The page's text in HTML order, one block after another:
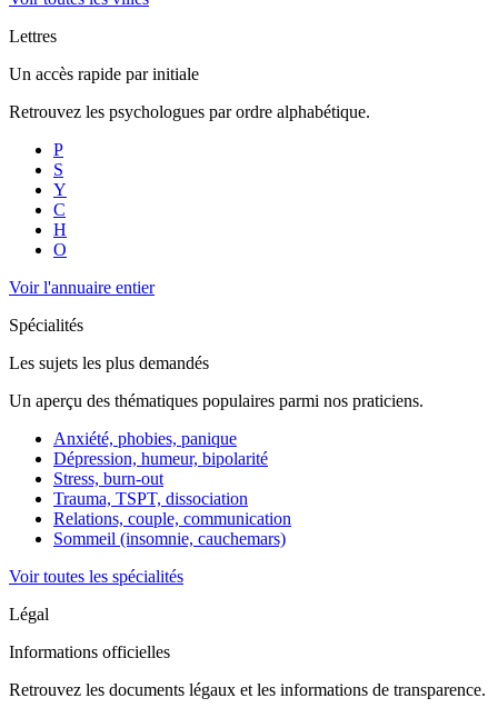
Lettres
Un accès rapide par initiale
Retrouvez les psychologues par ordre alphabétique.
P
S
Y
C
H
O
Voir l'annuaire entier
Spécialités
Les sujets les plus demandés
Un aperçu des thématiques populaires parmi nos praticiens.
Anxiété, phobies, panique
Dépression, humeur, bipolarité
Stress, burn-out
Trauma, TSPT, dissociation
Relations, couple, communication
Sommeil (insomnie, cauchemars)
Voir toutes les spécialités
Légal
Informations officielles
Retrouvez les documents légaux et les informations de transparence.